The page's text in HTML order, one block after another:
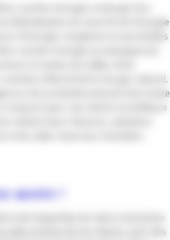
courtier énergie a émergé d’un
libéralisation du marché de l’énergie
d’énergie complexes et peu lisibles
courtier énergie accompagne les
et toutes les tailles dans
d’électricité et de gaz naturel.
de proximité présent dans toute
trouvent pour nos clients la meilleure
réduire leurs factures, optimiser
et les aider dans leur transition
ajoutée ?
et de l’expertise de notre entreprise
plus proche de nos clients, avec dès